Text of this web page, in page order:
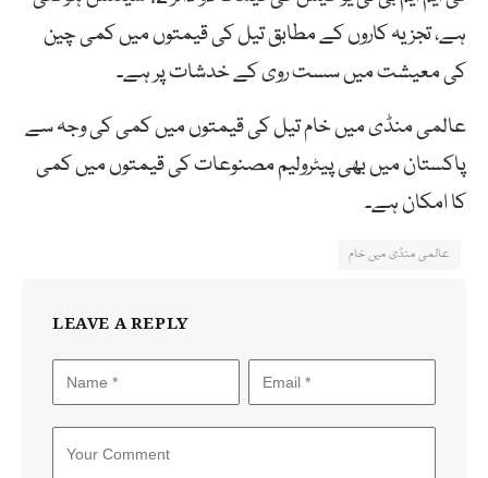
ہے، تجزیہ کاروں کے مطابق تیل کی قیمتوں میں کمی چین
کی معیشت میں سست روی کے خدشات پر ہے۔
عالمی منڈی میں خام تیل کی قیمتوں میں کمی کی وجہ سے
پاکستان میں بھی پیٹرولیم مصنوعات کی قیمتوں میں کمی
کا امکان ہے۔
عالمی منڈی میں خام
LEAVE A REPLY